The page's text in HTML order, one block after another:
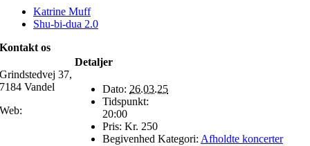
Katrine Muff
Shu-bi-dua 2.0
Detaljer
Dato: 26.03.25
Tidspunkt:
20:00
Pris: Kr. 250
Begivenhed Kategori: Afholdte koncerter
Kontakt os
Grindstedvej 37,
7184 Vandel
Web: